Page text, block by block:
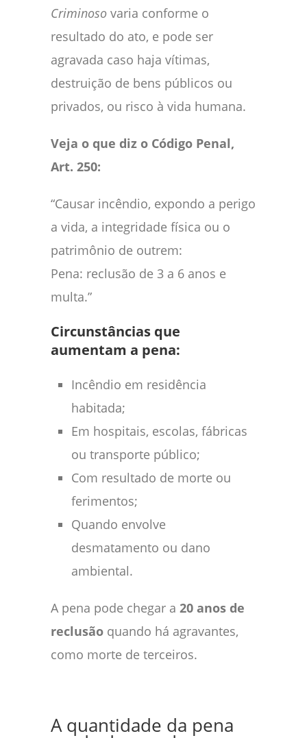
Criminoso varia conforme o
resultado do ato, e pode ser
agravada caso haja vítimas,
destruição de bens públicos ou
privados, ou risco à vida humana.
Veja o que diz o Código Penal,
Art. 250:
“Causar incêndio, expondo a perigo
a vida, a integridade física ou o
patrimônio de outrem:
Pena: reclusão de 3 a 6 anos e
multa.”
Circunstâncias que
aumentam a pena:
Incêndio em residência
habitada;
Em hospitais, escolas, fábricas
ou transporte público;
Com resultado de morte ou
ferimentos;
Quando envolve
desmatamento ou dano
ambiental.
A pena pode chegar a 20 anos de
reclusão quando há agravantes,
como morte de terceiros.
A quantidade da pena